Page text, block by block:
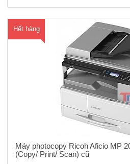
Hết hàng
Máy photocopy Ricoh Aficio MP
(Copy/ Print/ Scan) cũ